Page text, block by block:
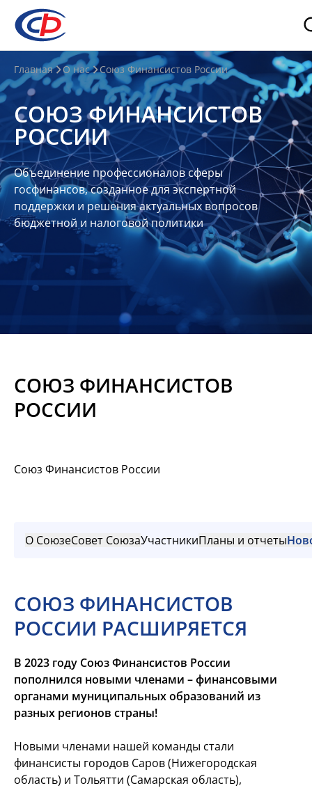
О
нас
О
СФР
Совет
Союза
Участники
Планы
отчеты
Контакты
Материалы
Главная О нас Союз Финансистов России
СОЮЗ ФИНАНСИСТОВ
РОССИИ
Объединение профессионалов сферы
госфинансов, созданное для экспертной
поддержки и решения актуальных вопросов
бюджетной и налоговой политики
СОЮЗ ФИНАНСИСТОВ
РОССИИ
Союз Финансистов России
О СоюзеСовет СоюзаУчастникиПланы и отчеты
СОЮЗ ФИНАНСИСТОВ
РОССИИ РАСШИРЯЕТСЯ
В 2023 году Союз Финансистов России
пополнился новыми членами – финансовыми
органами муниципальных образований из
разных регионов страны!
Новыми членами нашей команды стали
финансисты городов Саров (Нижегородская
область) и Тольятти (Самарская область),